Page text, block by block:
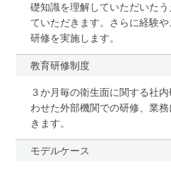
礎知識を理解していただいた
ていただきます。さらに経験
研修を実施します。
教育研修制度
３か月毎の衛生面に関する社
わせた外部機関での研修、業
きます。
モデルケース